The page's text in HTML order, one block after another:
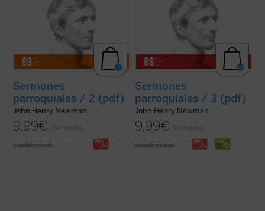
Sermones
parroquiales / 2 (pdf)
John Henry Newman
9,99€ IVA incluido
disponible en ebook:
Sermones
parroquiales / 3 (pdf)
John Henry Newman
9,99€ IVA incluido
disponible en ebook: